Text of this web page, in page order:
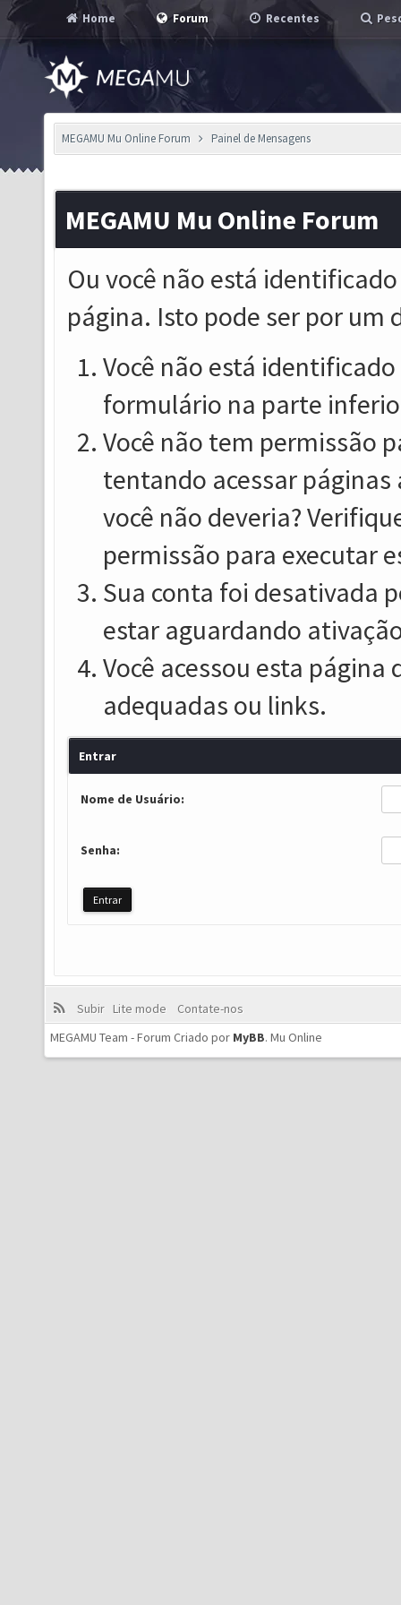
Home Forum Recentes
MEGAMU Mu Online Forum Painel de Mensagens
MEGAMU Mu Online Forum
Ou você não está
página. Isto pode ser por um
Você não está
formulário na parte
Você não tem permissão
tentando acessar
você não deveria?
permissão para executar
Sua conta foi desativada
estar aguardando
Você acessou esta
adequadas ou links.
Entrar
Nome de Usuário:
Senha:
Subir Lite mode
Contate-nos
MEGAMU Team - Forum Criado por MyBB. Mu Online